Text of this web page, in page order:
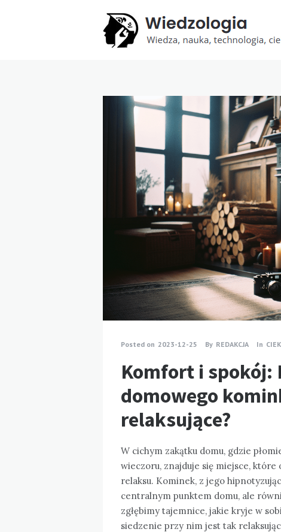
Posted on 2023-12-25 By REDAKCJA In
Komfort i spokój:
domowego
relaksujące?
W cichym zakątku domu, gdzie
wieczoru, znajduje się miejsce,
relaksu. Kominek, z jego
centralnym punktem domu, ale
zgłębimy tajemnice, jakie kryje w
siedzenie przy nim jest tak